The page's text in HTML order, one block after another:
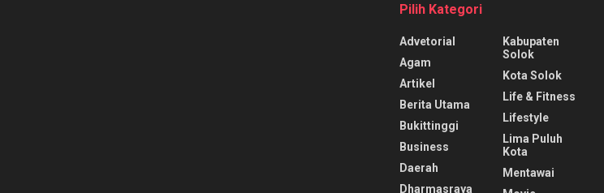
Pilih Kategori
Advetorial
Agam
Artikel
Berita Utama
Bukittinggi
Business
Daerah
Dharmasraya
Kabupaten
Solok
Kota Solok
Life & Fitness
Lifestyle
Lima Puluh
Kota
Mentawai